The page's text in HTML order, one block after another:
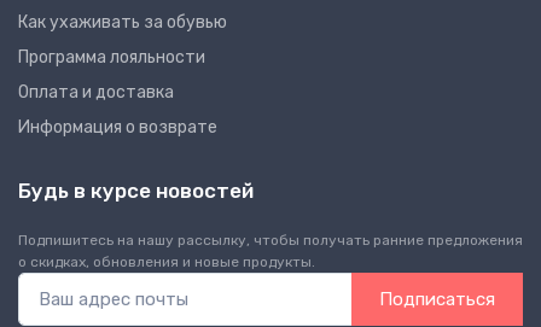
Как ухаживать за обувью
Программа лояльности
Оплата и доставка
Информация о возврате
Будь в курсе новостей
Подпишитесь на нашу рассылку, чтобы получать ранние предложения
о скидках, обновления и новые продукты.
Подписаться